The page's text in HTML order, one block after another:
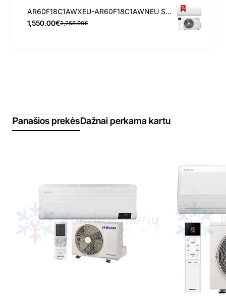
AR60F18C1AWXEU-AR60F18C1AWNEU Samsung WindFree Comfort S2 5.0/6.0 kW oro kondicionierius
1,550.00€2,268.00€
Panašios prekėsDažnai perkama kartu